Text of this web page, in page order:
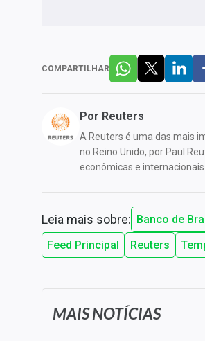
COMPARTILHAR
Por Reuters
A Reuters é uma das mais
no Reino Unido, por Paul
econômicas e internacionais.
Leia mais sobre: Banco de
Feed Principal
Reuters
MAIS NOTÍCIAS